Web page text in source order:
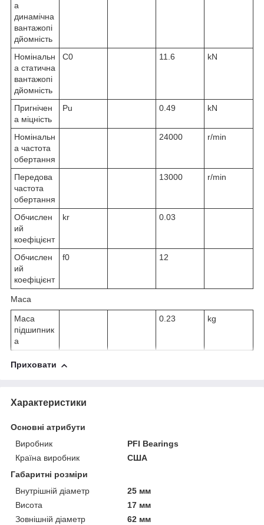
а
динамічна
вантажопі
дйомність
Номінальн
а статична
вантажопі
дйомність
C0 11.6 kN
Пригнічен
а міцність
Pu 0.49 kN
Номінальн
а частота
обертання
24000 r/min
Передова
частота
обертання
13000 r/min
Обчислен
ий
коефіцієнт
kr 0.03
Обчислен
ий
коефіцієнт
f0 12
Маса
Маса
підшипник
а
0.23 kg
Приховати
Характеристики
Основні атрибути
Виробник
PFI Bearings
Країна виробник
США
Габаритні розміри
Внутрішній діаметр
25 мм
Висота
17 мм
Зовнішній діаметр
62 мм